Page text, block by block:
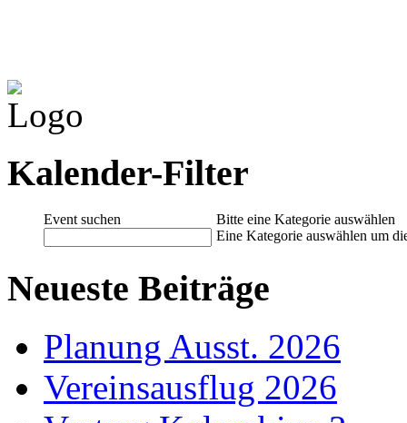
Kalender-Filter
Event suchen
Bitte eine Kategorie auswählen
Eine Kategorie auswählen um
Neueste Beiträge
Planung Ausst. 2026
Vereinsausflug 2026